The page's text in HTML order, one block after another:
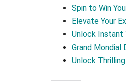
Spin to Win
Elevate Your
Unlock Instant
Grand Mondial
Unlock